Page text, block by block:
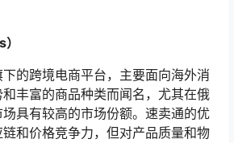
的跨境电商平台，主要面向海外消
丰富的商品种类而闻名，尤其在俄
具有较高的市场份额。速卖通的优
和价格竞争力，但对产品质量和物